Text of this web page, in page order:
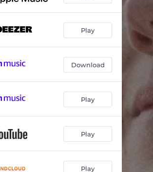
Play
Download
Play
Play
Play